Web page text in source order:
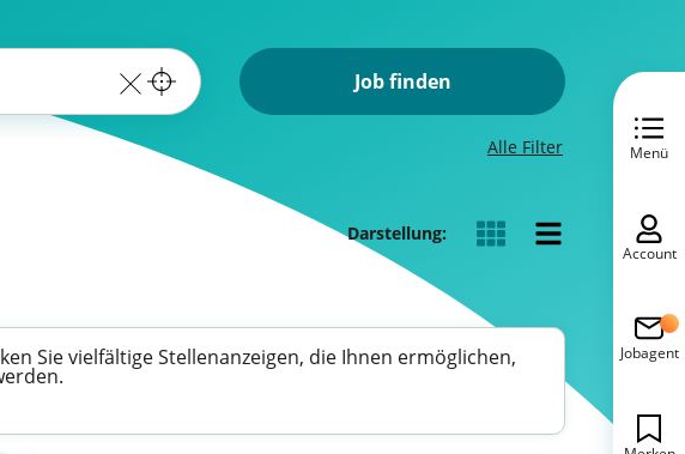
Job finden
Alle Filter
Darstellung:
Sie vielfältige Stellenanzeigen, die Ihnen ermöglichen,
Menü
Account
Jobagent